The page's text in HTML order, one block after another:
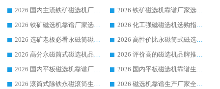
2026 国内主流铁矿磁选机厂家选购指南|行业口碑好品牌推荐，领域强者华体会手机网页版-华体会(中国)
2026 铁矿磁选机靠谱厂家选购全攻略 行业标杆华体会手机网页版-华体会(中国) 设备性价比出众
2026 铁矿磁选机靠谱厂家选购指南，领域强者华体会手机网页版-华体会(中国) 铁矿磁选机性价比高
2026 化工强磁磁选机选购指南 5 家行业口碑靠谱厂家领域强者推荐
2026 选矿老板必看永磁筒磁选机推荐 行业头部品牌口碑设备选购全攻略
2026 高性价比永磁筒式磁选机品牌盘点 行业强者口碑实测选购完整指南
2026 高分永磁筒式磁选机品牌推荐 选矿设备强者对比测评采购避坑全攻略
2026 评价高的磁选机品牌推荐选购指南，永磁筒式磁选机设备领域强者全景行业口碑解析
2026 国内平板磁选机靠谱厂家排名 行业实测口碑设备按需选购全指南
2026 国内平板磁选机靠谱生产厂家推荐排名|行业口碑选购指南，领域强者按需选设备
2026 滚筒式除铁永磁滚筒生产厂家推荐排名|行业口碑选购指南，领域强者源头厂商精选
2026 磁选机靠谱生产厂家全梳理 分场景选型行业头部品牌选购参考攻略